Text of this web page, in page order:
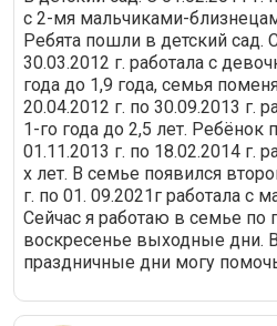
с 2-мя мальчиками-
Ребята пошли в детский сад.
30.03.2012 г. работала с
года до 1,9 года, семья
20.04.2012 г. по 30.09.2013 г.
1-го года до 2,5 лет. Ребёнок
01.11.2013 г. по 18.02.2014 г.
х лет. В семье появился
г. по 01. 09.2021г работала с
Сейчас я работаю в семье по
воскресенье выходные дни.
праздничные дни могу